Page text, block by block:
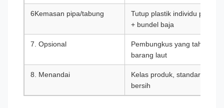
6Kemasan pipa/tabung
Tutup plastik individu pada
+ bundel baja
7. Opsional
Pembungkus yang tahan air
barang laut
8. Menandai
Kelas produk, standar,
bersih